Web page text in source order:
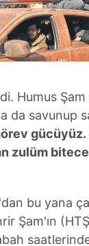
Humus Şam
da savunup
zulüm
bu yana
Şam'ın